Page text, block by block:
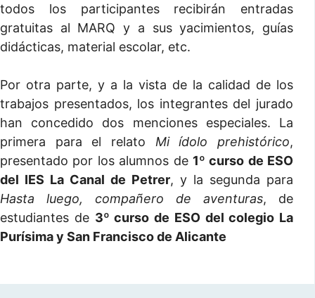
todos los participantes recibirán entradas
gratuitas al MARQ y a sus yacimientos, guías
didácticas, material escolar, etc.
Por otra parte, y a la vista de la calidad de los
trabajos presentados, los integrantes del jurado
han concedido dos menciones especiales. La
primera para el relato Mi ídolo prehistórico,
presentado por los alumnos de 1º curso de ESO
del IES La Canal de Petrer, y la segunda para
Hasta luego, compañero de aventuras, de
estudiantes de 3º curso de ESO del colegio La
Purísima y San Francisco de Alicante